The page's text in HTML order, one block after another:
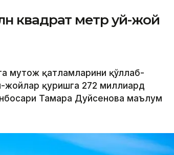
квадрат метр уй-жой
муҳтож қатламларини қўллаб-
жойлар қуришга 272 миллиард
Тамара Дуйсенова маълум